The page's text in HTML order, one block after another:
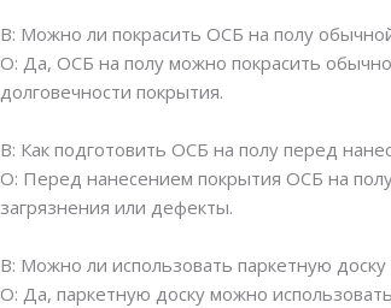
В: Можно ли покрасить ОСБ на полу
О: Да, ОСБ на полу можно покрасить
долговечности покрытия.
В: Как подготовить ОСБ на полу перед
О: Перед нанесением покрытия ОСБ на
загрязнения или дефекты.
В: Можно ли использовать паркетную
О: Да, паркетную доску можно